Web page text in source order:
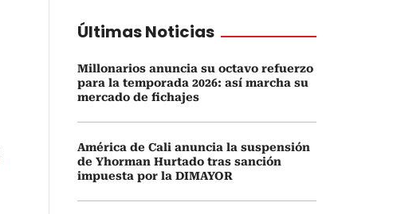
Últimas Noticias
Millonarios anuncia su octavo refuerzo
para la temporada 2026: así marcha su
mercado de fichajes
América de Cali anuncia la suspensión
de Yhorman Hurtado tras sanción
impuesta por la DIMAYOR